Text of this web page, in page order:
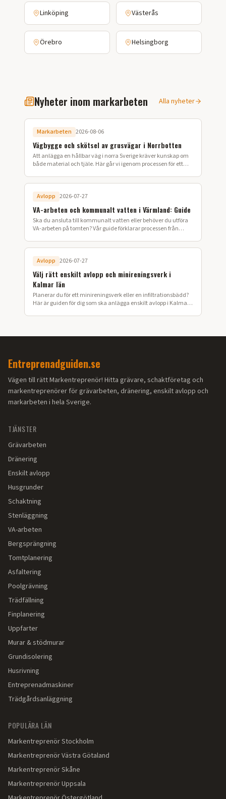
Linköping Västerås
Örebro Helsingborg
Nyheter inom markarbeten Alla nyheter
Markarbeten 2026-08-06
Vägbygge och skötsel av grusvägar i Norrbotten
Att anlägga en hållbar väg i norra Sverige kräver kunskap om
både material och tjäle. Här går vi igenom processen för ett
Avlopp 2026-07-27
VA-arbeten och kommunalt vatten i Värmland: Guide
Ska du ansluta till kommunalt vatten eller behöver du utföra
VA-arbeten på tomten? Vår guide förklarar processen från
Avlopp 2026-07-27
Välj rätt enskilt avlopp och minireningsverk i
Kalmar län
Planerar du för ett minireningsverk eller en infiltrationsbädd?
Här är guiden för dig som ska anlägga enskilt avlopp i Kalmar
Entreprenadguiden.se
Vägen till rätt Markentreprenör! Hitta grävare, schaktföretag och
markentreprenörer för grävarbeten, dränering, enskilt avlopp och
markarbeten i hela Sverige.
TJÄNSTER
Grävarbeten
Dränering
Enskilt avlopp
Husgrunder
Schaktning
Stenläggning
VA-arbeten
Bergsprängning
Tomtplanering
Asfaltering
Poolgrävning
Trädfällning
Finplanering
Uppfarter
Murar & stödmurar
Grundisolering
Husrivning
Entreprenadmaskiner
Trädgårdsanläggning
POPULÄRA LÄN
MarkentreprenörStockholm
MarkentreprenörVästra Götaland
MarkentreprenörSkåne
MarkentreprenörUppsala